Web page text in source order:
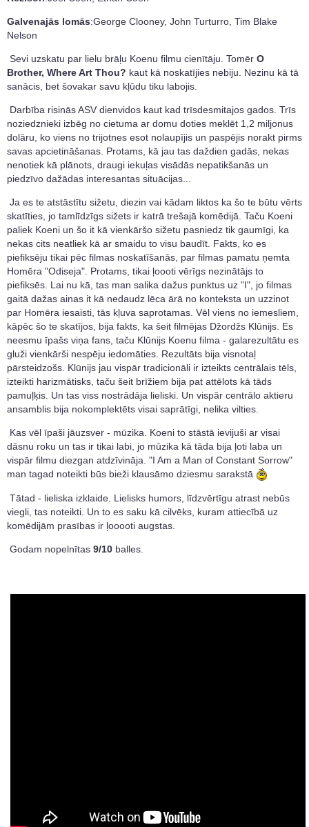
Galvenajās lomās:George Clooney, John Turturro, Tim Blake
Nelson
Sevi uzskatu par lielu brāļu Koenu filmu cienītāju. Tomēr O
Brother, Where Art Thou? kaut kā noskatījies nebiju. Nezinu kā tā
sanācis, bet šovakar savu kļūdu tiku labojis.
Darbība risinās ASV dienvidos kaut kad trīsdesmitajos gados. Trīs
noziedznieki izbēg no cietuma ar domu doties meklēt 1,2 miljonus
dolāru, ko viens no trijotnes esot nolaupījis un paspējis norakt pirms
savas apcietināšanas. Protams, kā jau tas daždien gadās, nekas
nenotiek kā plānots, draugi iekuļas visādās nepatikšanās un
piedzīvo dažādas interesantas situācijas...
Ja es te atstāstītu sižetu, diezin vai kādam liktos ka šo te būtu vērts
skatīties, jo tamlīdzīgs sižets ir katrā trešajā komēdijā. Taču Koeni
paliek Koeni un šo it kā vienkāršo sižetu pasniedz tik gaumīgi, ka
nekas cits neatliek kā ar smaidu to visu baudīt. Fakts, ko es
piefiksēju tikai pēc filmas noskatīšanās, par filmas pamatu ņemta
Homēra "Odiseja". Protams, tikai ļoooti vērīgs nezinātājs to
piefiksēs. Lai nu kā, tas man salika dažus punktus uz "I", jo filmas
gaitā dažas ainas it kā nedaudz lēca ārā no konteksta un uzzinot
par Homēra iesaisti, tās kļuva saprotamas. Vēl viens no iemesliem,
kāpēc šo te skatījos, bija fakts, ka šeit filmējas Džordžs Klūnijs. Es
neesmu īpašs viņa fans, taču Klūnijs Koenu filma - galarezultātu es
gluži vienkārši nespēju iedomāties. Rezultāts bija visnotaļ
pārsteidzošs. Klūnijs jau vispār tradicionāli ir izteikts centrālais tēls,
izteikti harizmātisks, taču šeit brīžiem bija pat attēlots kā tāds
pamuļķis. Un tas viss nostrādāja lieliski. Un vispār centrālo aktieru
ansamblis bija nokomplektēts visai saprātīgi, nelika vilties.
Kas vēl īpaši jāuzsver - mūzika. Koeni to stāstā ievijuši ar visai
dāsnu roku un tas ir tikai labi, jo mūzika kā tāda bija ļoti laba un
vispār filmu diezgan atdzīvināja. "I Am a Man of Constant Sorrow"
man tagad noteikti būs bieži klausāmo dziesmu sarakstā
Tātad - lieliska izklaide. Lielisks humors, līdzvērtīgu atrast nebūs
viegli, tas noteikti. Un to es saku kā cilvēks, kuram attiecībā uz
komēdijām prasības ir ļooooti augstas.
Godam nopelnītas 9/10 balles.